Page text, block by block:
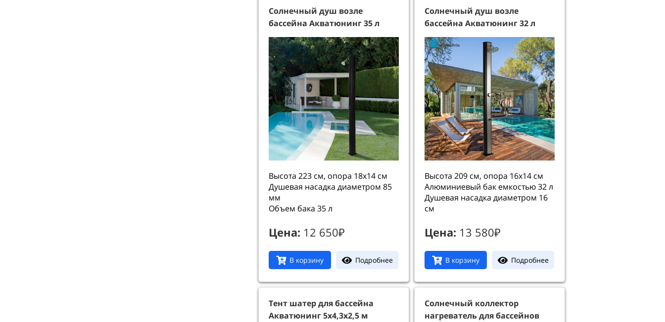
Солнечный душ возле
бассейна Акватюнинг 35 л
Высота 223 см, опора 18х14 см
Душевая насадка диаметром 85
мм
Объем бака 35 л
Цена: 12 650₽
В корзину Подробнее
Солнечный душ возле
бассейна Акватюнинг 32 л
Высота 209 см, опора 16х14 см
Алюминиевый бак емкостью 32 л
Душевая насадка диаметром 16
см
Цена: 13 580₽
В корзину Подробнее
Тент шатер для бассейна
Акватюнинг 5х4,3х2,5 м
Солнечный коллектор
нагреватель для бассейнов